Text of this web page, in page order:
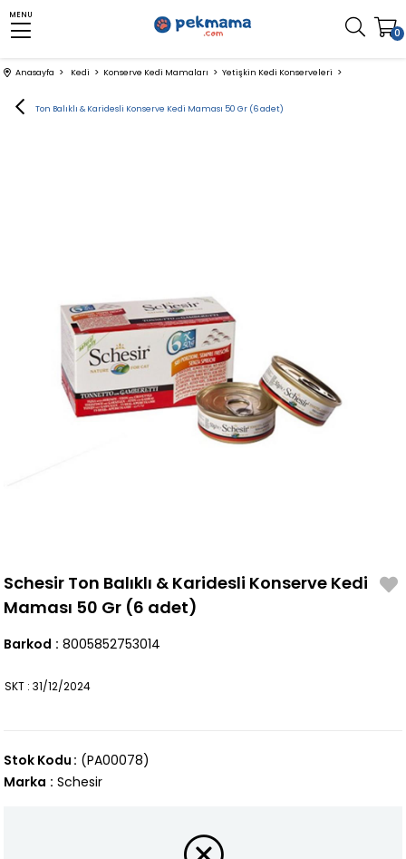
MENU
0
Anasayfa Kedi Konserve Kedi Mamaları Yetişkin Kedi Konserveleri
Schesir Ton Balıklı & Karidesli Konserve Kedi Maması 50 Gr (6 adet)
Schesir Ton Balıklı & Karidesli Konserve Kedi
Maması 50 Gr (6 adet)
Barkod : 8005852753014
SKT : 31/12/2024
(PA00078)
Stok Kodu
Marka : Schesir